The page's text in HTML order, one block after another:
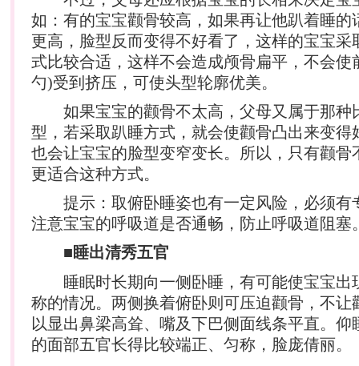
如：有的宝宝颧骨较高，如果再让他趴着睡的
更高，脸型反而变得不好看了，这样的宝宝采
式比较合适，这样不会造成颅骨扁平，不会使
勺)受到挤压，可使头型轮廓优美。
如果宝宝的颧骨不太高，父母又属于那种
型，若采取趴睡方式，就会使颧骨凸出来变得
也会让宝宝的脸型变窄变长。所以，只有颧骨
更适合这种方式。
提示：取俯卧睡姿也有一定风险，必须有
注意宝宝的呼吸道是否通畅，防止呼吸道阻塞
■睡出清秀五官
睡眠时长期向一侧卧睡，有可能使宝宝出
称的情况。两侧换着俯卧则可压迫颧骨，不让
以显出鼻梁高耸、嘴及下巴侧面线条平直。仰
的面部五官长得比较端正、匀称，脸庞倩丽。